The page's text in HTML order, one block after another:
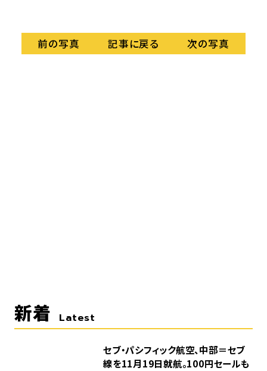
前の写真 記事に戻る 次の写真
新着 Latest
セブ・パシフィック航空、中部＝セブ
線を11月19日就航。100円セールも